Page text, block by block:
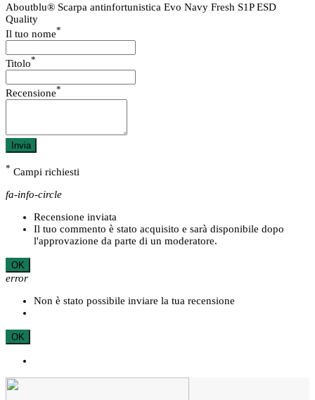
Aboutblu® Scarpa antinfortunistica Evo Navy Fresh S1P ESD
Quality
Il tuo nome*
Titolo*
Recensione*
Invia
* Campi richiesti
fa-info-circle
Recensione inviata
Il tuo commento è stato acquisito e sarà disponibile dopo
l'approvazione da parte di un moderatore.
OK
error
Non è stato possibile inviare la tua recensione
OK